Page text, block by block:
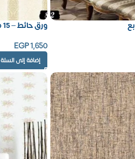
ورق حائط – 15 متر مربع
EGP1,650
إضافة إلى السلة